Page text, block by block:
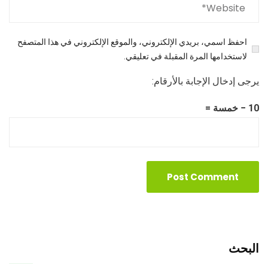
احفظ اسمي، بريدي الإلكتروني، والموقع الإلكتروني في هذا المتصفح
لاستخدامها المرة المقبلة في تعليقي.
يرجى إدخال الإجابة بالأرقام:
10 − خمسة =
البحث